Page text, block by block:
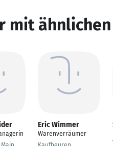
mit
Eric Wimmer
Warenverräumer